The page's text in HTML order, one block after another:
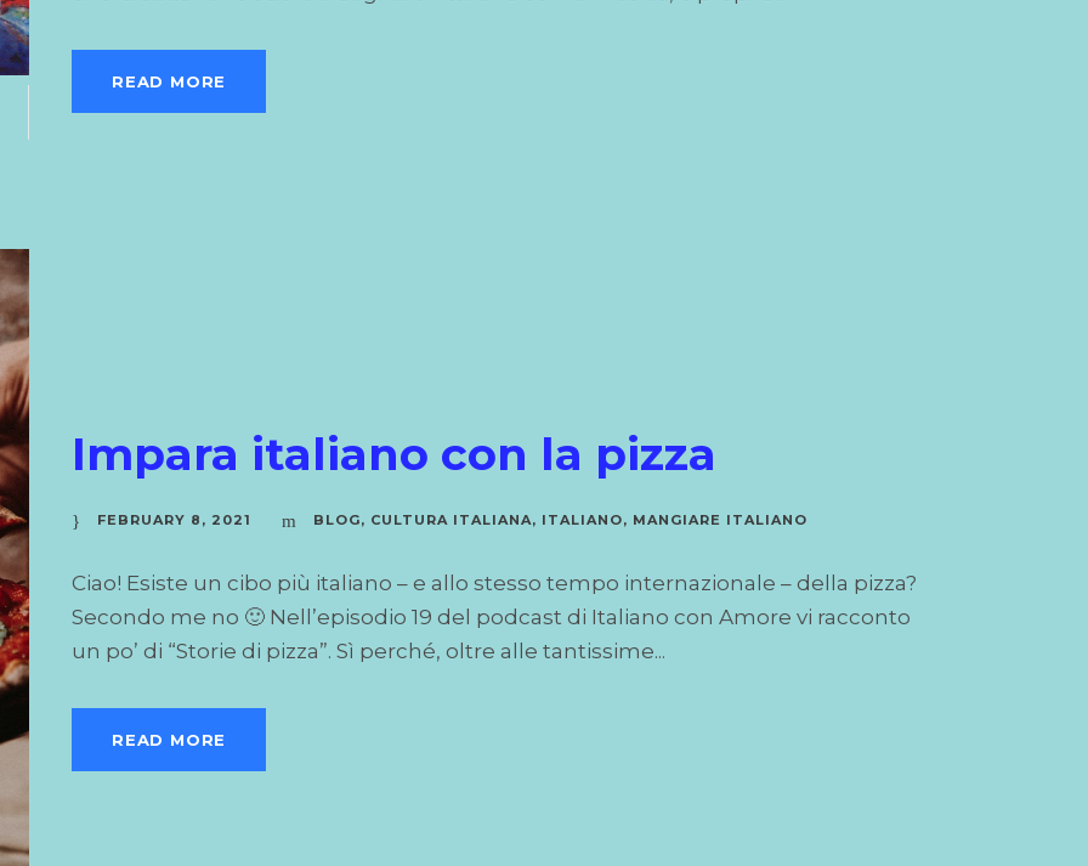
READ MORE
Impara italiano con la pizza
FEBRUARY 8, 2021 BLOG, CULTURA ITALIANA, ITALIANO, MANGIARE ITALIANO
Ciao! Esiste un cibo più italiano – e allo stesso tempo internazionale – della pizza?
Secondo me no 🙂 Nell’episodio 19 del podcast di Italiano con Amore vi racconto
un po’ di “Storie di pizza”. Sì perché, oltre alle tantissime...
READ MORE